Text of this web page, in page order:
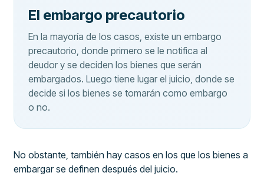
El embargo precautorio
En la mayoría de los casos, existe un embargo
precautorio, donde primero se le notifica al
deudor y se deciden los bienes que serán
embargados. Luego tiene lugar el juicio, donde se
decide si los bienes se tomarán como embargo
o no.
No obstante, también hay casos en los que los bienes a
embargar se definen después del juicio.